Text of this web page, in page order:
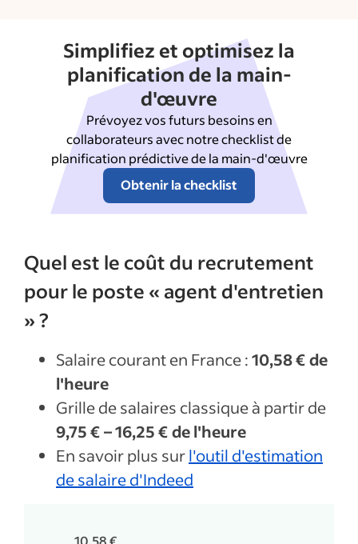
Simplifiez et optimisez la
planification de la main-
d'œuvre
Prévoyez vos futurs besoins en
collaborateurs avec notre checklist de
planification prédictive de la main-d'œuvre
Obtenir la checklist
Quel est le coût du recrutement
pour le poste « agent d'entretien
» ?
Salaire courant en France :10,58 € de
l'heure
Grille de salaires classique à partir de
9,75 € – 16,25 € de l'heure
En savoir plus surl'outil d'estimation
de salaire d'Indeed
10,58 €